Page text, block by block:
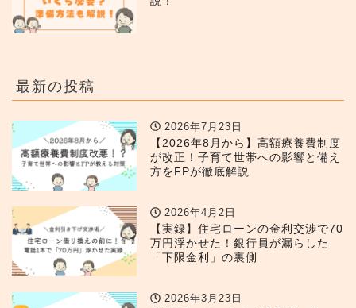
最新の投稿
2026年7月23日
【2026年8月から】高額療養費制度
が改正！子育て世帯への影響と備え
方をFPが徹底解説
2026年4月2日
【実録】住宅ローンの金利交渉で70
万円浮かせた！銀行員が漏らした
「下限金利」の裏側
2026年3月23日